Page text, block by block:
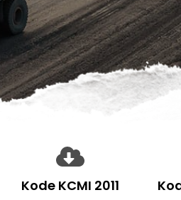
Kode KCMI 2011